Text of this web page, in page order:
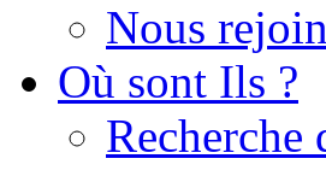
Nous
Où sont Ils ?
Recherche